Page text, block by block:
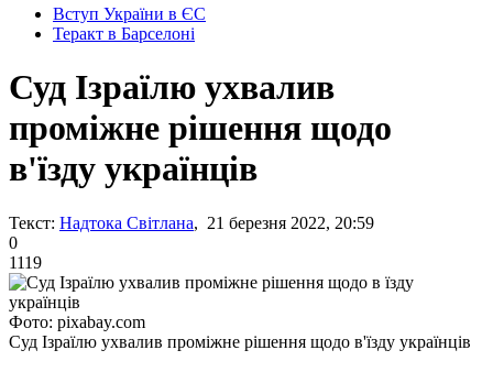
Вступ України в ЄС
Теракт в Барселоні
Суд Ізраїлю ухвалив
проміжне рішення щодо
в'їзду українців
Текст: Надтока Світлана, 21 березня 2022, 20:59
0
1119
Фото: pixabay.com
Суд Ізраїлю ухвалив проміжне рішення щодо в'їзду українців